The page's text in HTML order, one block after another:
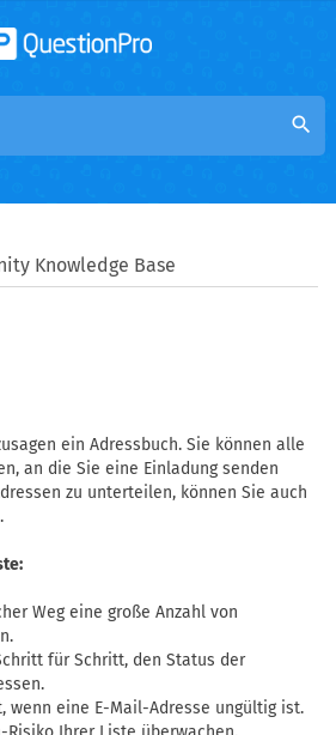
search
Knowledge Base
ein Adressbuch. Sie können alle
an die Sie eine Einladung senden
zu unterteilen, können Sie auch
Weg eine große Anzahl von
für Schritt, den Status der
wenn eine E-Mail-Adresse ungültig ist.